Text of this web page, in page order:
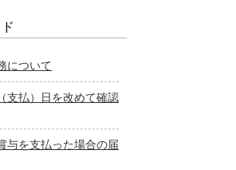
について
支払）日を改めて確認
与を支払った場合の届